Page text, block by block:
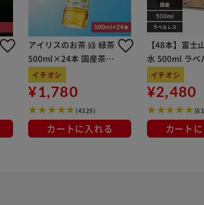
アイリスのお茶 綠 緑茶
500ml×24本 国産茶葉
100％使用
イチオシ
¥1,780
(4329)
カートに入れる
【48本】富士
水 500ml ラベ
イチオシ
¥2,480
カート